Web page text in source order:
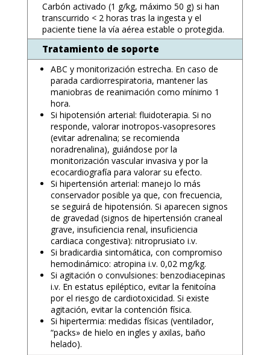
Carbón activado (1 g/kg, máximo 50 g) si han
transcurrido < 2 horas tras la ingesta y el
paciente tiene la vía aérea estable o protegida.
Tratamiento de soporte
ABC y monitorización estrecha. En caso de
parada cardiorrespiratoria, mantener las
maniobras de reanimación como mínimo 1
hora.
Si hipotensión arterial: fluidoterapia. Si no
responde, valorar inotropos-vasopresores
(evitar adrenalina; se recomienda
noradrenalina), guiándose por la
monitorización vascular invasiva y por la
ecocardiografía para valorar su efecto.
Si hipertensión arterial: manejo lo más
conservador posible ya que, con frecuencia,
se seguirá de hipotensión. Si aparecen signos
de gravedad (signos de hipertensión craneal
grave, insuficiencia renal, insuficiencia
cardiaca congestiva): nitroprusiato i.v.
Si bradicardia sintomática, con compromiso
hemodinámico: atropina i.v. 0,02 mg/kg.
Si agitación o convulsiones: benzodiacepinas
i.v. En estatus epiléptico, evitar la fenitoína
por el riesgo de cardiotoxicidad. Si existe
agitación, evitar la contención física.
Si hipertermia: medidas físicas (ventilador,
“packs» de hielo en ingles y axilas, baño
helado).